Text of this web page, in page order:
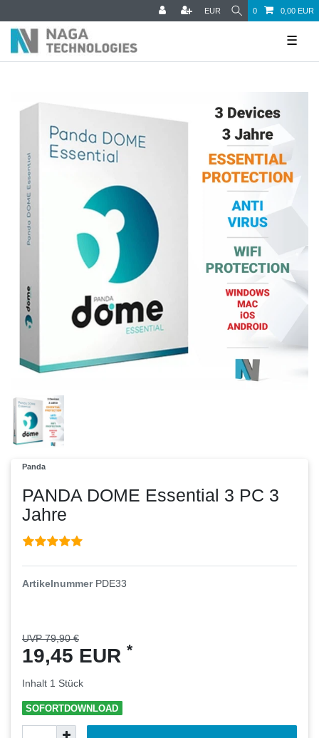
EUR 0 0,00 EUR
☰
Panda
PANDA DOME Essential 3 PC 3
Jahre
Artikelnummer PDE33
UVP 79,90 €
19,45 EUR *
Inhalt 1 Stück
SOFORTDOWNLOAD